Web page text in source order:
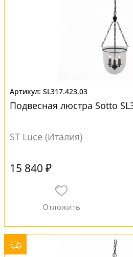
SL317.423.03
Подвесная люстра Sotto
ST Luce (Италия)
15 840 ₽